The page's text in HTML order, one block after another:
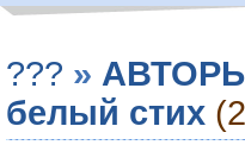
??? »
белый стих